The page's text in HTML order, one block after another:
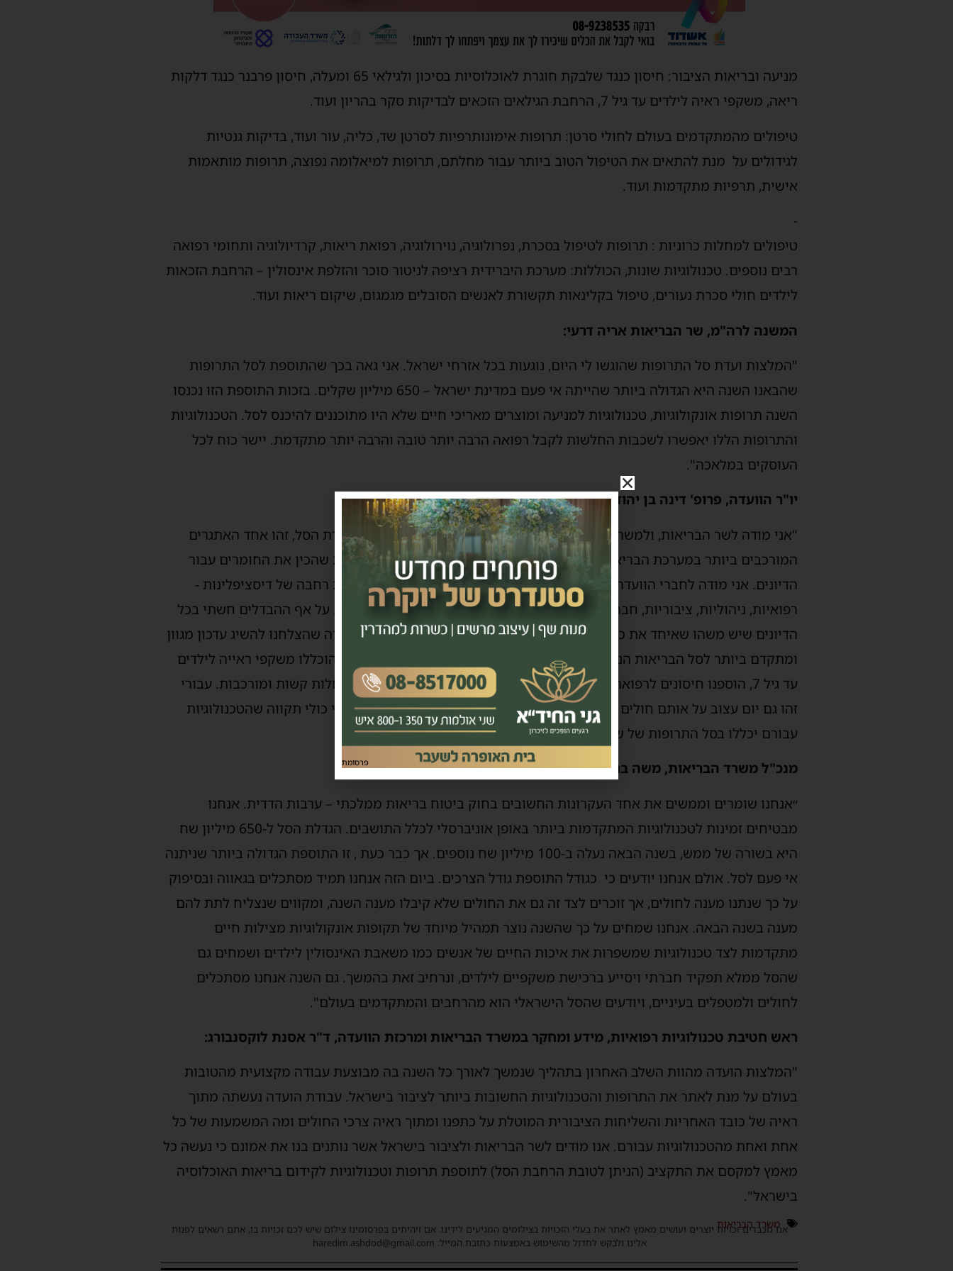
מניעה ובריאות הציבור: חיסון כנגד שלבקת חוגרת לאוכלוסיות בסיכון ולגילאי 65 ומעלה, חיסון פרבנר כנגד דלקות
ריאה, משקפי ראיה לילדים עד גיל 7, הרחבת הגילאים הזכאים לבדיקות סקר בהריון ועוד.
טיפולים מהמתקדמים בעולם לחולי סרטן: תרופות אימונותרפיות לסרטן שד, כליה, עור ועוד, בדיקות גנטיות
לגידולים על מנת להתאים את הטיפול הטוב ביותר עבור מחלתם, תרופות למיאלומה נפוצה, תרופות מותאמות
אישית, תרפיות מתקדמות ועוד.
-
טיפולים למחלות כרוניות : תרופות לטיפול בסכרת, נפרולוגיה, נוירולוגיה, רפואת ריאות, קרדיולוגיה ותחומי רפואה
רבים נוספים. טכנולוגיות שונות, הכוללות: מערכת היברידית רציפה לניטור סוכר והזלפת אינסולין – הרחבת הזכאות
לילדים חולי סכרת נעורים, טיפול בקלינאות תקשורת לאנשים הסובלים מגמגום, שיקום ריאות ועוד.
המשנה לרה"מ, שר הבריאות אריה דרעי:
"המלצות ועדת סל התרופות שהוגשו לי היום, נוגעות בכל אזרחי ישראל. אני גאה בכך שהתוספת לסל התרופות
שהבאנו השנה היא הגדולה ביותר שהייתה אי פעם במדינת ישראל – 650 מיליון שקלים. בזכות התוספת הזו נכנסו
השנה תרופות אונקולוגיות, טכנולוגיות למניעה ומוצרים מאריכי חיים שלא היו מתוכננים להיכנס לסל. הטכנולוגיות
והתרופות הללו יאפשרו לשכבות החלשות לקבל רפואה הרבה יותר טובה והרבה יותר מתקדמת. יישר כוח לכל
העוסקים במלאכה".
יו"ר הוועדה, פרופ' דינה בן יהודה:
"אני מודה לשר הבריאות, ולמשרד הבריאות על האמון שנתתם בי. לעמוד בראש וועדת הסל, זהו אחד האתגרים
המורכבים ביותר במערכת הבריאות. אני מודה לצוות המקצועי בחטיבת הטכנולוגיות שהכין את החומרים עבור
הדיונים. אני מודה לחברי הוועדה על הדיונים המקצועיים. חברי הוועדה הגיעו מקשת רחבה של דיסציפלינות -
רפואיות, ניהוליות, ציבוריות, חברתיות ואתיות. כולם באו לידי ביטוי בשיקולי הועדה. על אף ההבדלים חשתי בכל
הדיונים שיש משהו שאיחד את כולנו בתהליך קבלת ההחלטות והוא חמלה. אני סבורה שהצלחנו להשיג עדכון מגוון
ומתקדם ביותר לסל הבריאות הניתן במימון ציבורי לאזרחי ישראל. בפעם הראשונה הוכללו משקפי ראייה לילדים
עד גיל 7, הוספנו חיסונים לרפואה מונעת, טכנולוגיות לאבחון וטיפולים חדשניים למחלות קשות ומורכבות. עבורי
זהו גם יום עצוב על אותם חולים שעבורם לא הצלחנו להכליל טכנולוגיות חדשות ואני כולי תקווה שהטכנולוגיות
עבורם יכללו בסל התרופות של שנה הבאה".
מנכ"ל משרד הבריאות, משה בר סימן טוב:
״אנחנו שומרים וממשים את אחד העקרונות החשובים בחוק ביטוח בריאות ממלכתי – ערבות הדדית. אנחנו
מבטיחים זמינות לטכנולוגיות המתקדמות ביותר באופן אוניברסלי לכלל התושבים. הגדלת הסל ל-650 מיליון שח
היא בשורה של ממש, בשנה הבאה נעלה ב-100 מיליון שח נוספים. אך כבר כעת , זו התוספת הגדולה ביותר שניתנה
אי פעם לסל. אולם אנחנו יודעים כי כגודל התוספת גודל הצרכים. ביום הזה אנחנו תמיד מסתכלים בגאווה ובסיפוק
על כך שנתנו מענה לחולים, אך זוכרים לצד זה גם את החולים שלא קיבלו מענה השנה, ומקווים שנצליח לתת להם
מענה בשנה הבאה. אנחנו שמחים על כך שהשנה נוצר תמהיל מיוחד של תקופות אונקולוגיות מצילות חיים
מתקדמות לצד טכנולוגיות שמשפרות את איכות החיים של אנשים כמו משאבת האינסולין לילדים ושמחים גם
שהסל ממלא תפקיד חברתי ויסייע ברכישת משקפיים לילדים, ונרחיב זאת בהמשך. גם השנה אנחנו מסתכלים
לחולים ולמטפלים בעיניים, ויודעים שהסל הישראלי הוא מהרחבים והמתקדמים בעולם".
ראש חטיבת טכנולוגיות רפואיות, מידע ומחקר במשרד הבריאות ומרכזת הוועדה, ד"ר אסנת לוקסנבורג:
"המלצות הועדה מהוות השלב האחרון בתהליך שנמשך לאורך כל השנה בה מבוצעת עבודה מקצועית מהטובות
בעולם על מנת לאתר את התרופות והטכנולוגיות החשובות ביותר לציבור בישראל. עבודת הועדה נעשתה מתוך
ראיה של כובד האחריות והשליחות הציבורית המוטלת על כתפנו ומתוך ראיה צרכי החולים ומה המשמעות של כל
אחת ואחת מהטכנולוגיות עבורם. אנו מודים לשר הבריאות ולציבור בישראל אשר נותנים בנו את אמונם כי נעשה כל
מאמץ למקסם את התקציב (הניתן לטובת הרחבת הסל) לתוספת תרופות וטכנולוגיות לקידום בריאות האוכלוסיה
בישראל".
משרד הבריאות
אנו מכבדים זכויות יוצרים ועושים מאמץ לאתר את בעלי הזכויות בצילומים המגיעים לידינו. אם זיהיתים בפרסומינו צילום שיש לכם זכויות בו, אתם רשאים לפנות
אלינו ולבקש לחדול מהשימוש באמצעות כתובת המייל: haredim.ashdod@gmail.com
פרסומת